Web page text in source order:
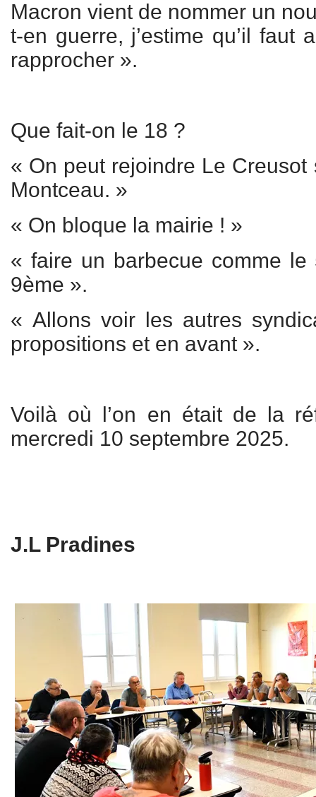
Macron vient de nommer un
t-en guerre, j’estime qu’il
rapprocher ».
Que fait-on le 18 ?
« On peut rejoindre Le
Montceau. »
« On bloque la mairie ! »
« faire un barbecue comme
9ème ».
« Allons voir les autres
propositions et en avant ».
Voilà où l’on en était de la
mercredi 10 septembre 2025.
J.L Pradines